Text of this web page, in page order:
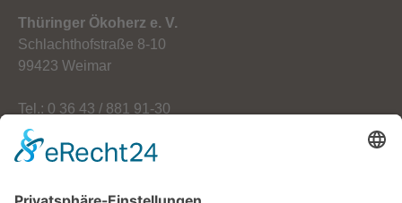
Thüringer Ökoherz e. V.
Schlachthofstraße 8-10
99423 Weimar
Tel.: 0 36 43 / 881 91-30
Fax: 0 36 43 / 881 91-59
E-Mail: info[at]oekoherz.de